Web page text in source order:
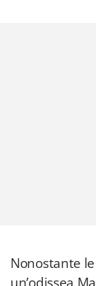
Nonostante